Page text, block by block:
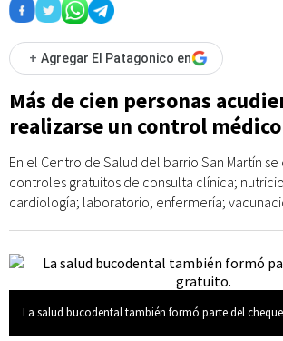
+ Agregar El Patagonico en
Más de cien personas
realizarse un control
En el Centro de Salud del barrio San Martín
controles gratuitos de consulta clínica;
cardiología; laboratorio; enfermería;
La salud bucodental también formó parte del